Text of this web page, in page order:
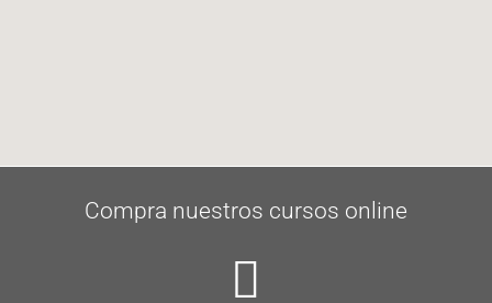
Compra nuestros cursos online